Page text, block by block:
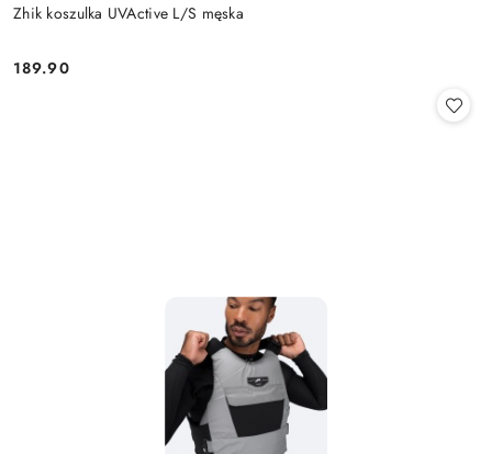
Zhik koszulka UVActive L/S męska
Cena:
189.90